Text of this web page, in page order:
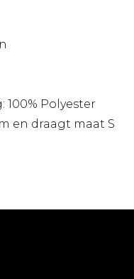
Polyester
en draagt maat S